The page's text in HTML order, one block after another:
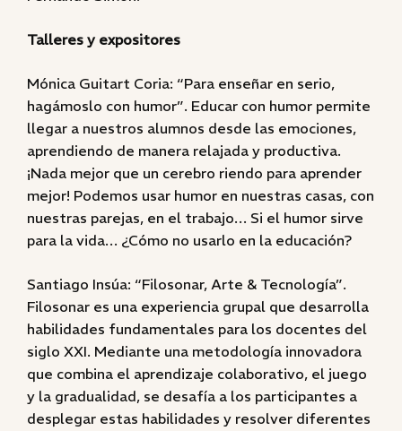
Talleres y expositores
Mónica Guitart Coria: “Para enseñar en serio,
hagámoslo con humor”. Educar con humor permite
llegar a nuestros alumnos desde las emociones,
aprendiendo de manera relajada y productiva.
¡Nada mejor que un cerebro riendo para aprender
mejor! Podemos usar humor en nuestras casas, con
nuestras parejas, en el trabajo… Si el humor sirve
para la vida… ¿Cómo no usarlo en la educación?
Santiago Insúa: “Filosonar, Arte & Tecnología”.
Filosonar es una experiencia grupal que desarrolla
habilidades fundamentales para los docentes del
siglo XXI. Mediante una metodología innovadora
que combina el aprendizaje colaborativo, el juego
y la gradualidad, se desafía a los participantes a
desplegar estas habilidades y resolver diferentes